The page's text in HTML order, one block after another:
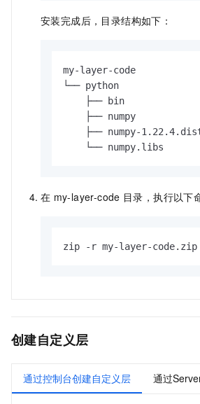
安装完成后，目录结构如下：
my-layer-code
└── python
    ├── bin
    ├── numpy
├── numpy-
    └── numpy.libs
在 my-layer-code 目录，执行以下
zip -r my-layer-code.zip
创建自定义层
通过控制台创建自定义层 通过